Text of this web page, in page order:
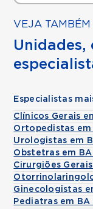
VEJA TAMBÉM
Unidades,
Especialistas
Clínicos Gerais
Ortopedistas em
Urologistas em
Obstetras em
Cirurgiões
Ginecologistas
Pediatras em